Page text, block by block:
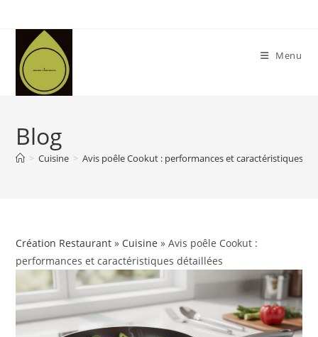
content
Menu
Blog
> Cuisine > Avis poêle Cookut : performances et caractéristiques
Création Restaurant » Cuisine » Avis poêle Cookut :
performances et caractéristiques détaillées